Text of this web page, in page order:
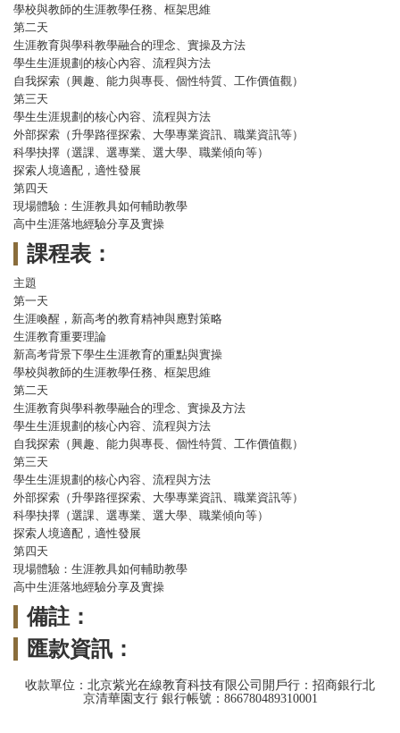
學校與教師的生涯教學任務、框架思維
第二天
生涯教育與學科教學融合的理念、實操及方法
學生生涯規劃的核心內容、流程與方法
自我探索（興趣、能力與專長、個性特質、工作價值觀）
第三天
學生生涯規劃的核心內容、流程與方法
外部探索（升學路徑探索、大學專業資訊、職業資訊等）
科學抉擇（選課、選專業、選大學、職業傾向等）
探索人境適配，適性發展
第四天
現場體驗：生涯教具如何輔助教學
高中生涯落地經驗分享及實操
課程表：
主題
第一天
生涯喚醒，新高考的教育精神與應對策略
生涯教育重要理論
新高考背景下學生生涯教育的重點與實操
學校與教師的生涯教學任務、框架思維
第二天
生涯教育與學科教學融合的理念、實操及方法
學生生涯規劃的核心內容、流程與方法
自我探索（興趣、能力與專長、個性特質、工作價值觀）
第三天
學生生涯規劃的核心內容、流程與方法
外部探索（升學路徑探索、大學專業資訊、職業資訊等）
科學抉擇（選課、選專業、選大學、職業傾向等）
探索人境適配，適性發展
第四天
現場體驗：生涯教具如何輔助教學
高中生涯落地經驗分享及實操
備註：
匯款資訊：
收款單位：北京紫光在線教育科技有限公司開戶行：招商銀行北
京清華園支行 銀行帳號：866780489310001